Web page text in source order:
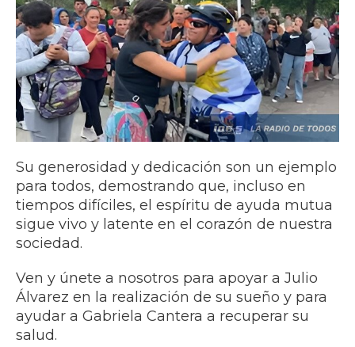
Su generosidad y dedicación son un ejemplo
para todos, demostrando que, incluso en
tiempos difíciles, el espíritu de ayuda mutua
sigue vivo y latente en el corazón de nuestra
sociedad.
Ven y únete a nosotros para apoyar a Julio
Álvarez en la realización de su sueño y para
ayudar a Gabriela Cantera a recuperar su
salud.